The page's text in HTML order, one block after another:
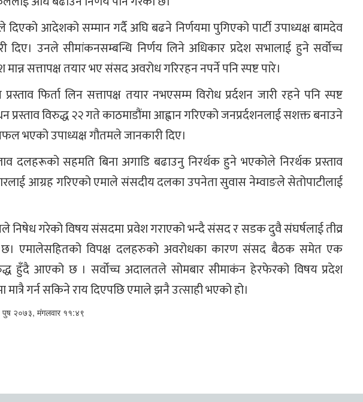
दिएको आदेशको सम्मान गर्दै अघि बढने निर्णयमा पुगिएको पार्टी उपाध्यक्ष बामदेव
दिए। उनले सीमांकनसम्बन्धि निर्णय लिने अधिकार प्रदेश सभालाई हुने सर्वोच्च
सत्तापक्ष तयार भए संसद अवरोध गरिरहन नपर्ने पनि स्पष्ट पारे।
फिर्ता लिन सत्तापक्ष तयार नभएसम्म विरोध प्रर्दशन जारी रहने पनि स्पष्ट
प्रस्ताव विरुद्ध २२ गते काठमाडौंमा आह्वान गरिएको जनप्रर्दशनलाई सशक्त बनाउने
भएको उपाध्यक्ष गौतमले जानकारी दिए।
दलहरूको सहमति बिना अगाडि बढाउनु निरर्थक हुने भएकोले निरर्थक प्रस्ताव
आग्रह गरिएको एमाले संसदीय दलका उपनेता सुवास नेम्वाङले सेतोपाटीलाई
निषेध गरेको विषय संसदमा प्रवेश गराएको भन्दै संसद र सडक दुवै संघर्षलाई तीव्र
एमालेसहितको विपक्ष दलहरुको अवरोधका कारण संसद बैठक समेत एक
हुँदै आएको छ । सर्वोच्च अदालतले सोमबार सीमाकंन हेरफेरको विषय प्रदेश
गर्न सकिने राय दिएपछि एमाले झनै उत्साही भएको हो।
२०७३, मंगलवार ११:४९